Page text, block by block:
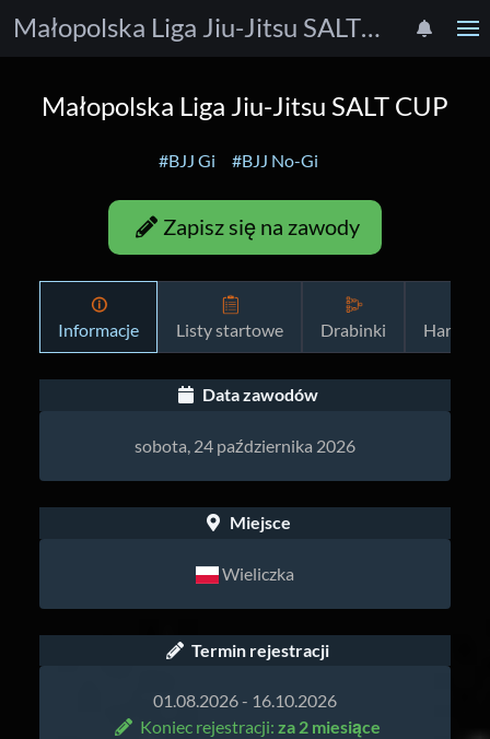
Małopolska Liga Jiu-Jitsu SALT CUP
Małopolska Liga Jiu-Jitsu SALT CUP
#BJJ Gi #BJJ No-Gi
Zapisz się na zawody
Informacje Listy startowe Drabinki
Data zawodów
sobota, 24 października 2026
Miejsce
Wieliczka
Termin rejestracji
01.08.2026 - 16.10.2026
Koniec rejestracji: za 2 miesiące